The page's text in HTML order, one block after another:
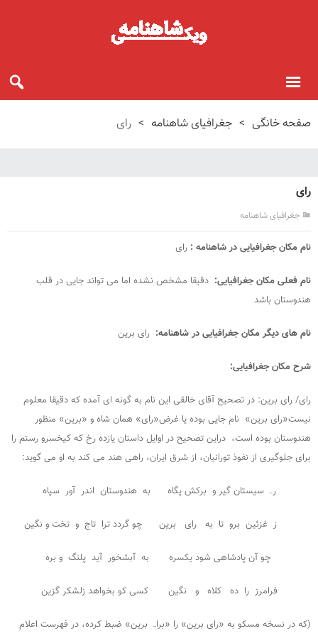
صفحه خانگی > جغرافیای شاهنامه > رای
رای
جغرافیای شاهنامه
نام مکان جغرافیایی در شاهنامه : رای
نام فعلی مکان جغرافیایی: دقیقا مشخص نشده اما می تواند جایی در قلب
هندوستان باشد
نام های دیگر مکان جغرافیایی در شاهنامه: رای برین
شرح مکان جغرافیایی:
رای/ رای برین: در تصحیح آقای خالقی این نام به گونه ای آمده که دقیقا معلوم
نیست«رای برین» نام جایی بوده یا غرض«رای» همان شاه و «برین» منظور
هندوستان بوده است، دراین تصحیح در اوایل داستان یازده رخ که کیخسرو رستم را
برای جلوگیری از نفوذ تورانیان، از شرق ایران، راهی هند می کند به او می گوید:
رہ سیستان گیر و برکش پگاه به هندوستان اندر آور سپاه
ز غزئین برو تا به رای برین چو گردد ترا تاج و تخت و نگین
چو آن پادشاهی شود یکسره به آبشخور آید پلنگ و بره
فرامرز را ده کلاه و نگین کسی کو بخواهد زلشکر گزین
(که در نسخه مسکو به «رای برین» را «براہ برین» ضبط کرده، در فهرست اعلام